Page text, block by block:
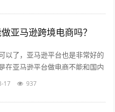
亚马逊跨境电商吗？
以了，亚马逊平台也是非常好的
在亚马逊平台做电商不能和国内
刷单，这样会给你带来巨大的损
17 937